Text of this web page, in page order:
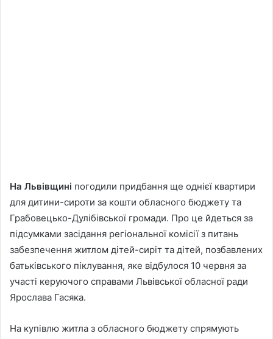
На Львівщині погодили придбання ще однієї квартири
для дитини-сироти за кошти обласного бюджету та
Грабовецько-Дулібівської громади. Про це йдеться за
підсумками засідання регіональної комісії з питань
забезпечення житлом дітей-сиріт та дітей, позбавлених
батьківського піклування, яке відбулося 10 червня за
участі керуючого справами Львівської обласної ради
Ярослава Гасяка.
На купівлю житла з обласного бюджету спрямують